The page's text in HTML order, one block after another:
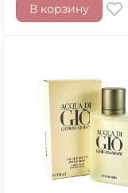
В корзину